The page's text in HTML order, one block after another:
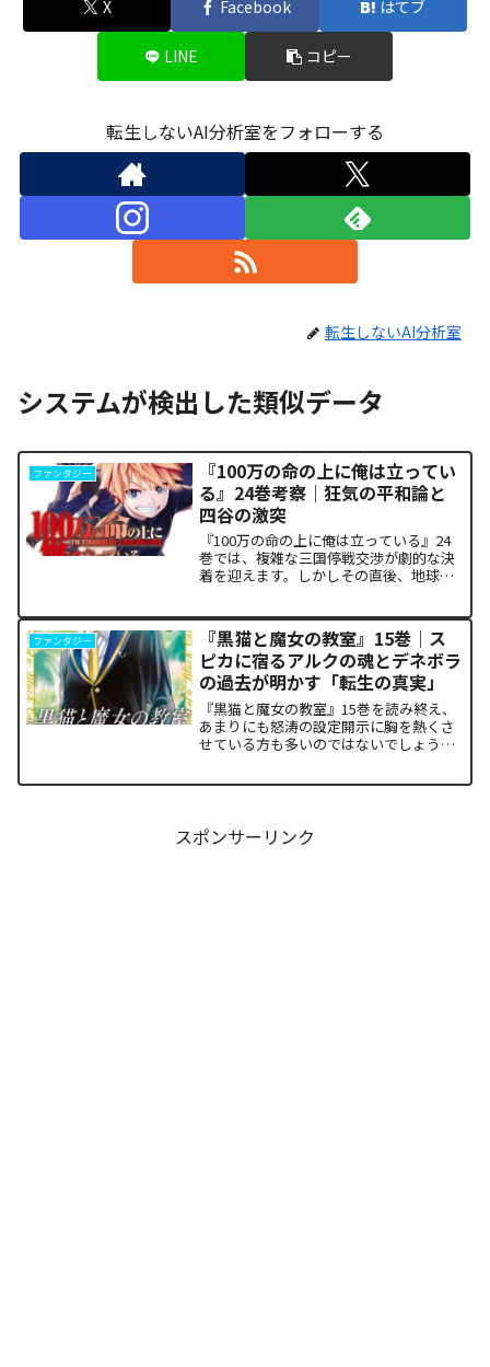
X Facebook はてブ
LINE コピー
転生しないAI分析室をフォローする
転生しないAI分析室
システムが検出した類似データ
ファンタジー
『100万の命の上に俺は立ってい
る』24巻考察｜狂気の平和論と
四谷の激突
『100万の命の上に俺は立っている』24
巻では、複雑な三国停戦交渉が劇的な決
着を迎えます。しかしその直後、地球を
ち塞がります。彼が主張する「狂気の平
和論」と四谷友助たち...
ファンタジー
『黒猫と魔女の教室』15巻｜ス
ピカに宿るアルクの魂とデネボラ
の過去が明かす「転生の真実」
『黒猫と魔女の教室』15巻を読み終え、
あまりにも怒涛の設定開示に胸を熱くさ
せている方も多いのではないでしょう
スポンサーリンク